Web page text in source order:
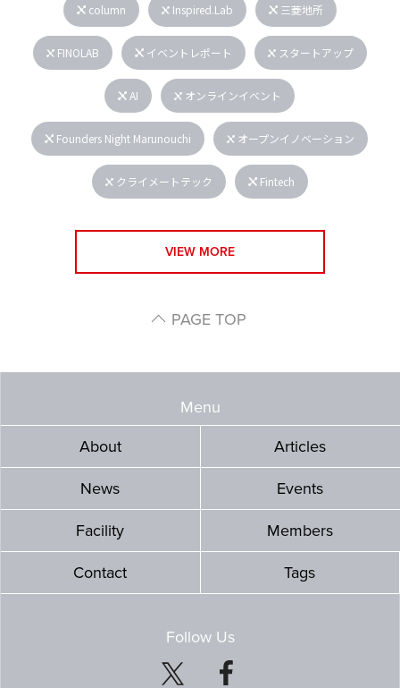
column Inspired.Lab 三菱地所
FINOLAB イベントレポート スタートアップ
AI オンラインイベント
Founders Night Marunouchi オープンイノベーション
クライメートテック Fintech
VIEW MORE
PAGE TOP
Menu
About
Articles
News Events
Facility Members
Contact Tags
Follow Us